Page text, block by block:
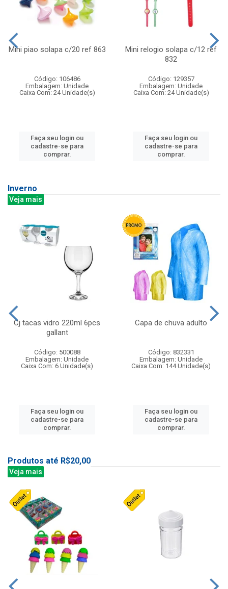
Mini piao solapa c/20 ref 863
Código: 106486
Embalagem: Unidade
Caixa Com: 24 Unidade(s)
Faça seu login ou
cadastre-se para
comprar.
Mini relogio solapa c/12 ref
832
Código: 129357
Embalagem: Unidade
Caixa Com: 24 Unidade(s)
Faça seu login ou
cadastre-se para
comprar.
Inverno
Veja mais
Cj tacas vidro 220ml 6pcs
gallant
Código: 500088
Embalagem: Unidade
Caixa Com: 6 Unidade(s)
Faça seu login ou
cadastre-se para
comprar.
Capa de chuva adulto
Código: 832331
Embalagem: Unidade
Caixa Com: 144 Unidade(s)
Faça seu login ou
cadastre-se para
comprar.
Produtos até R$20,00
Veja mais